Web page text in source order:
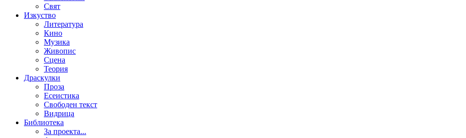
Свят
Изкуство
Литература
Кино
Музика
Живопис
Сцена
Теория
Драскулки
Проза
Есеистика
Свободен текст
Видрица
Библиотека
За проекта...